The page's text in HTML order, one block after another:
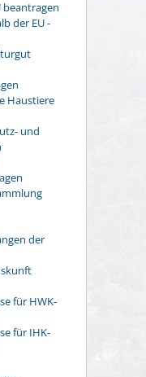
beantragen
der EU -
Haustiere
und
der
für HWK-
für IHK-